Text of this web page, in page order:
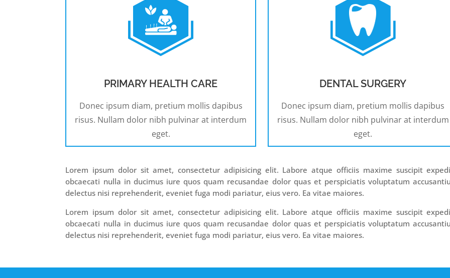
PRIMARY HEALTH CARE
Donec ipsum diam, pretium mollis dapibus
risus. Nullam dolor nibh pulvinar at interdum
eget.
DENTAL SURGERY
Donec ipsum diam, pretium mollis dapibus
risus. Nullam dolor nibh pulvinar at interdum
eget.
Lorem ipsum dolor sit amet, consectetur adipisicing elit. Labore atque officiis maxime suscipit
obcaecati nulla in ducimus iure quos quam recusandae dolor quas et perspiciatis voluptatum
delectus nisi reprehenderit, eveniet fuga modi pariatur, eius vero. Ea vitae maiores.
Lorem ipsum dolor sit amet, consectetur adipisicing elit. Labore atque officiis maxime suscipit
obcaecati nulla in ducimus iure quos quam recusandae dolor quas et perspiciatis voluptatum
delectus nisi reprehenderit, eveniet fuga modi pariatur, eius vero. Ea vitae maiores.